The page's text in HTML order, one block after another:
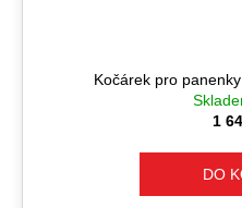
Kočárek pro
1
DO